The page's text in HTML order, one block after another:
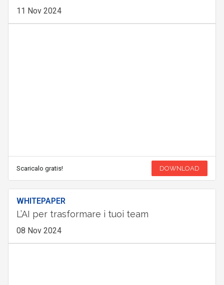
11 Nov 2024
Scaricalo gratis! DOWNLOAD
WHITEPAPER
L’AI per trasformare i tuoi team
08 Nov 2024